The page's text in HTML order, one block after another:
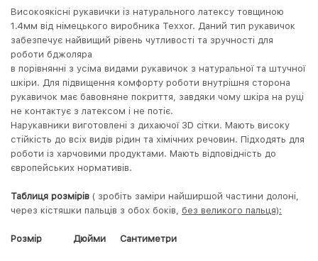
Високоякісні рукавички із натурального латексу товщиною
1.4мм від німецького виробника Texxor. Даний тип рукавичок
забезпечує найвищий рівень чутливості та зручності для
роботи бджоляра
в порівнянні з усіма видами рукавичок з натуральної та штучної
шкіри. Для підвищення комфорту роботи внутрішня сторона
рукавичок має бавовняне покриття, завдяки чому шкіра на руці
не контактує з латексом і не потіє.
Нарукавники виготовлені з дихаючої 3D cітки. Мають високу
стійкість до всіх видів рідин та хімічних речовин. Підходять для
роботи із харчовими продуктами. Мають відповідність до
європейських нормативів.
Таблиця розмірів ( зробіть заміри найширшой частини долоні,
через кістяшки пальців з обох боків, без великого пальця):
Розмір Дюйми Сантиметри